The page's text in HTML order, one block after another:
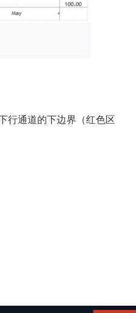
行通道的下边界（红色区